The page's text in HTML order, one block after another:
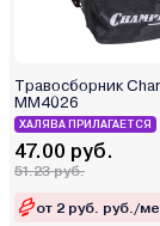
Травосборник
MM4026
ХАЛЯВА ПРИЛАГАЕТСЯ
47.00 руб.
51.23 руб.
от 2 руб. руб./